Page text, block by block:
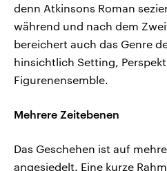
denn Atkinsons Roman
während und nach dem
bereichert auch das Genre
hinsichtlich Setting,
Figurenensemble.
Mehrere Zeitebenen
Das Geschehen ist auf
angesiedelt. Eine kurze